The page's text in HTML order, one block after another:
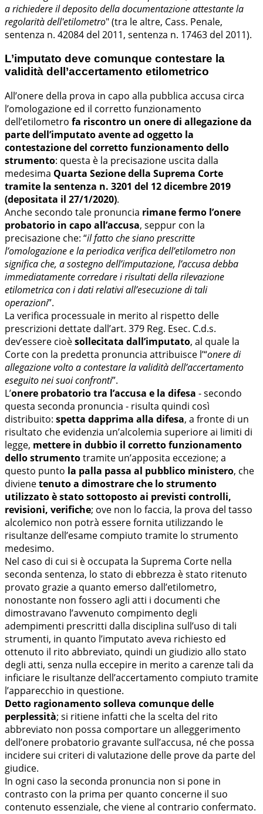
a richiedere il deposito della documentazione attestante la
regolarità dell'etilometro" (tra le altre, Cass. Penale,
sentenza n. 42084 del 2011, sentenza n. 17463 del 2011).
L’imputato deve comunque contestare la
validità dell’accertamento etilometrico
All’onere della prova in capo alla pubblica accusa circa
l’omologazione ed il corretto funzionamento
dell’etilometro fa riscontro un onere di allegazione da
parte dell’imputato avente ad oggetto la
contestazione del corretto funzionamento dello
strumento: questa è la precisazione uscita dalla
medesima Quarta Sezione della Suprema Corte
tramite la sentenza n. 3201 del 12 dicembre 2019
(depositata il 27/1/2020).
Anche secondo tale pronuncia rimane fermo l’onere
probatorio in capo all’accusa, seppur con la
precisazione che: “il fatto che siano prescritte
l’omologazione e la periodica verifica dell’etilometro non
significa che, a sostegno dell’imputazione, l’accusa debba
immediatamente corredare i risultati della rilevazione
etilometrica con i dati relativi all’esecuzione di tali
operazioni”.
La verifica processuale in merito al rispetto delle
prescrizioni dettate dall’art. 379 Reg. Esec. C.d.s.
dev’essere cioèsollecitata dall’imputato, al quale la
Corte con la predetta pronuncia attribuisce l’“onere di
allegazione volto a contestare la validità dell’accertamento
eseguito nei suoi confronti”.
L’onere probatorio tra l’accusa e la difesa - secondo
questa seconda pronuncia - risulta quindi così
distribuito: spetta dapprima alla difesa, a fronte di un
risultato che evidenzia un’alcolemia superiore ai limiti di
legge, mettere in dubbio il corretto funzionamento
dello strumentotramite un’apposita eccezione; a
questo punto la palla passa al pubblico ministero, che
divienetenuto a dimostrare che lo strumento
utilizzato è stato sottoposto ai previsti controlli,
revisioni, verifiche; ove non lo faccia, la prova del tasso
alcolemico non potrà essere fornita utilizzando le
risultanze dell’esame compiuto tramite lo strumento
medesimo.
Nel caso di cui si è occupata la Suprema Corte nella
seconda sentenza, lo stato di ebbrezza è stato ritenuto
provato grazie a quanto emerso dall’etilometro,
nonostante non fossero agli atti i documenti che
dimostravano l’avvenuto compimento degli
adempimenti prescritti dalla disciplina sull’uso di tali
strumenti, in quanto l’imputato aveva richiesto ed
ottenuto il rito abbreviato, quindi un giudizio allo stato
degli atti, senza nulla eccepire in merito a carenze tali da
inficiare le risultanze dell’accertamento compiuto tramite
l’apparecchio in questione.
Detto ragionamento solleva comunque delle
perplessità; si ritiene infatti che la scelta del rito
abbreviato non possa comportare un alleggerimento
dell’onere probatorio gravante sull’accusa, né che possa
incidere sui criteri di valutazione delle prove da parte del
giudice.
In ogni caso la seconda pronuncia non si pone in
contrasto con la prima per quanto concerne il suo
contenuto essenziale, che viene al contrario confermato.